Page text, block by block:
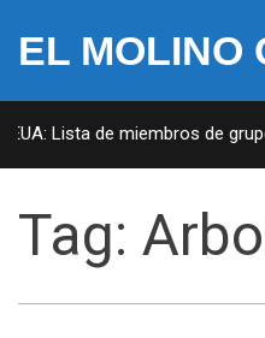
EL MOLINO
Lista de miembros de
Tag: